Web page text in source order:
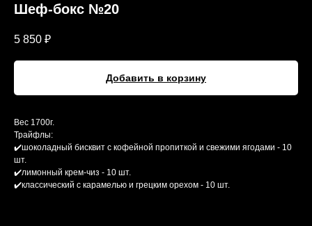
Шеф-бокс №20
5 850 ₽
Добавить в корзину
Вес 1700г.
Трайфлы:
✔️шоколадный бисквит с кофейной пропиткой и свежими ягодами - 10
шт.
✔️лимонный крем-чиз - 10 шт.
✔️классический с карамелью и грецким орехом - 10 шт.